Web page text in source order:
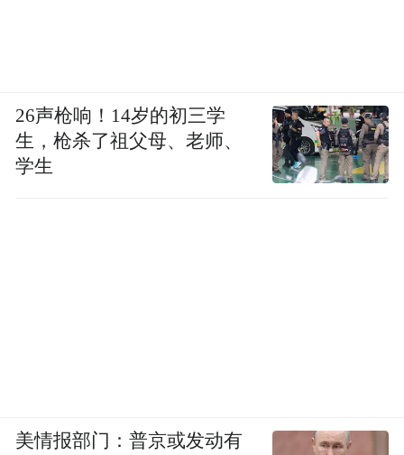
26声枪响！14岁的初三学
生，枪杀了祖父母、老师、
学生
美情报部门：普京或发动有